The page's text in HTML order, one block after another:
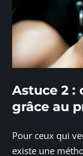
Astuce 2 :
grâce au
Pour ceux qui
existe une